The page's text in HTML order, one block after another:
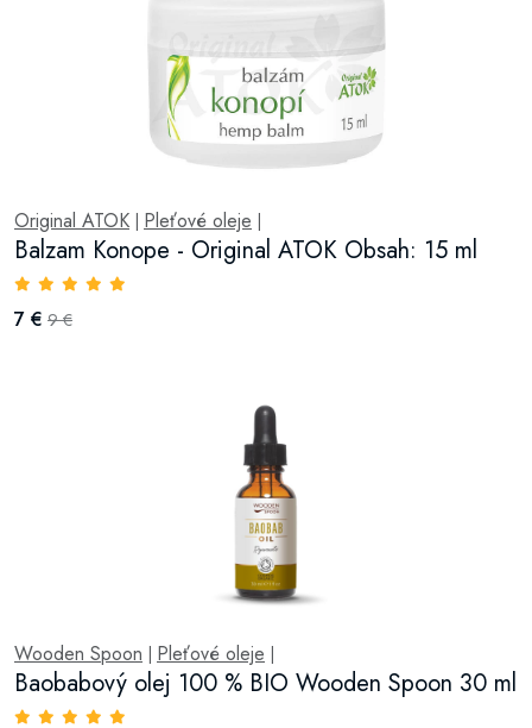
Original ATOK | Pleťové oleje |
Balzam Konope - Original ATOK Obsah: 15 ml
7 € 9 €
Wooden Spoon | Pleťové oleje |
Baobabový olej 100 % BIO Wooden Spoon 30 ml